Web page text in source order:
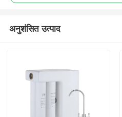
अनुशंसित उत्पाद